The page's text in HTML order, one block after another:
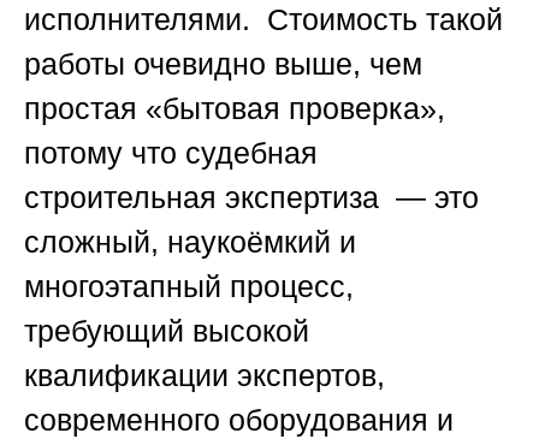
исполнителями. Стоимость такой
работы очевидно выше, чем
простая «бытовая проверка»,
потому что судебная
строительная экспертиза — это
сложный, наукоёмкий и
многоэтапный процесс,
требующий высокой
квалификации экспертов,
современного оборудования и